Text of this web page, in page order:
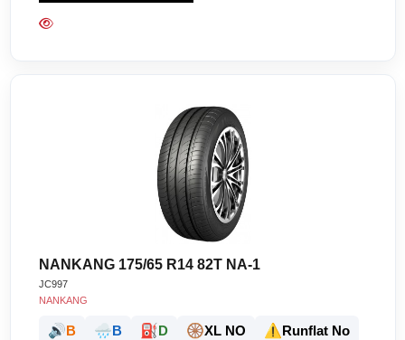
NANKANG 175/65 R14 82T NA-1
JC997
NANKANG
🔊B 🌧️B ⛽D 🛞XL NO ⚠️Runflat No